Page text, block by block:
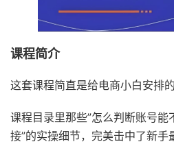
课程简介
这套课程简直是给电商小白安排
课程目录里那些”怎么判断账号能
接”的实操细节，完美击中了新手